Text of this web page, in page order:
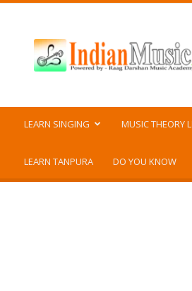
Music
ART
LEARN SINGING MUSIC THEORY
LEARN TANPURA DO YOU KNOW